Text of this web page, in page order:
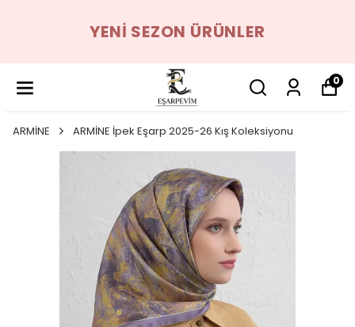
YENI SEZON ÜRÜNLER
0
ARMİNE ARMİNE İpek Eşarp 2025-26 Kış Koleksiyonu